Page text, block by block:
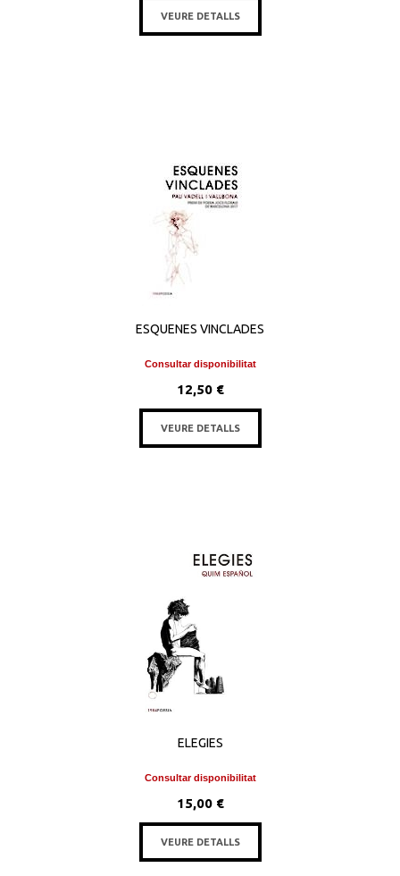
VEURE DETALLS
ESQUENES VINCLADES
Consultar disponibilitat
12,50 €
VEURE DETALLS
ELEGIES
Consultar disponibilitat
15,00 €
VEURE DETALLS